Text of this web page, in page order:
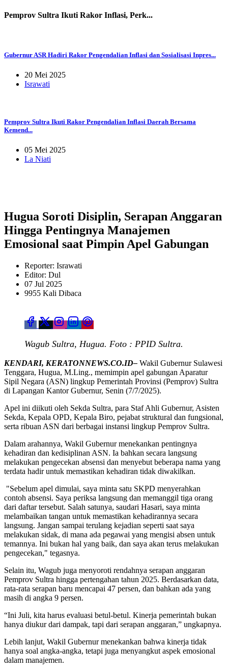
Pemprov Sultra Ikuti Rakor Inflasi, Perk...
Gubernur ASR Hadiri Rakor Pengendalian Inflasi dan Sosialisasi Inpres...
20 Mei 2025
Israwati
Pemprov Sultra Ikuti Rakor Pengendalian Inflasi Daerah Bersama
Kemend...
05 Mei 2025
La Niati
Hugua Soroti Disiplin, Serapan Anggaran
Hingga Pentingnya Manajemen
Emosional saat Pimpin Apel Gabungan
Reporter: Israwati
Editor: Dul
07 Jul 2025
9955 Kali Dibaca
Wagub Sultra, Hugua. Foto : PPID Sultra.
KENDARI, KERATONNEWS.CO.ID– Wakil Gubernur Sulawesi
Tenggara, Hugua, M.Ling., memimpin apel gabungan Aparatur
Sipil Negara (ASN) lingkup Pemerintah Provinsi (Pemprov) Sultra
di Lapangan Kantor Gubernur, Senin (7/7/2025).
Apel ini diikuti oleh Sekda Sultra, para Staf Ahli Gubernur, Asisten
Sekda, Kepala OPD, Kepala Biro, pejabat struktural dan fungsional,
serta ribuan ASN dari berbagai instansi lingkup Pemprov Sultra.
Dalam arahannya, Wakil Gubernur menekankan pentingnya
kehadiran dan kedisiplinan ASN. Ia bahkan secara langsung
melakukan pengecekan absensi dan menyebut beberapa nama yang
terdata hadir untuk memastikan kehadiran tidak diwakilkan.
"Sebelum apel dimulai, saya minta satu SKPD menyerahkan
contoh absensi. Saya periksa langsung dan memanggil tiga orang
dari daftar tersebut. Salah satunya, saudari Hasari, saya minta
melambaikan tangan untuk memastikan kehadirannya secara
langsung. Jangan sampai terulang kejadian seperti saat saya
melakukan sidak, di mana ada pegawai yang mengisi absen untuk
temannya. Ini bukan hal yang baik, dan saya akan terus melakukan
pengecekan," tegasnya.
Selain itu, Wagub juga menyoroti rendahnya serapan anggaran
Pemprov Sultra hingga pertengahan tahun 2025. Berdasarkan data,
rata-rata serapan baru mencapai 47 persen, dan bahkan ada yang
masih di angka 9 persen.
“Ini Juli, kita harus evaluasi betul-betul. Kinerja pemerintah bukan
hanya diukur dari dampak, tapi dari serapan anggaran,” ungkapnya.
Lebih lanjut, Wakil Gubernur menekankan bahwa kinerja tidak
hanya soal angka-angka, tetapi juga menyangkut aspek emosional
dalam manajemen.